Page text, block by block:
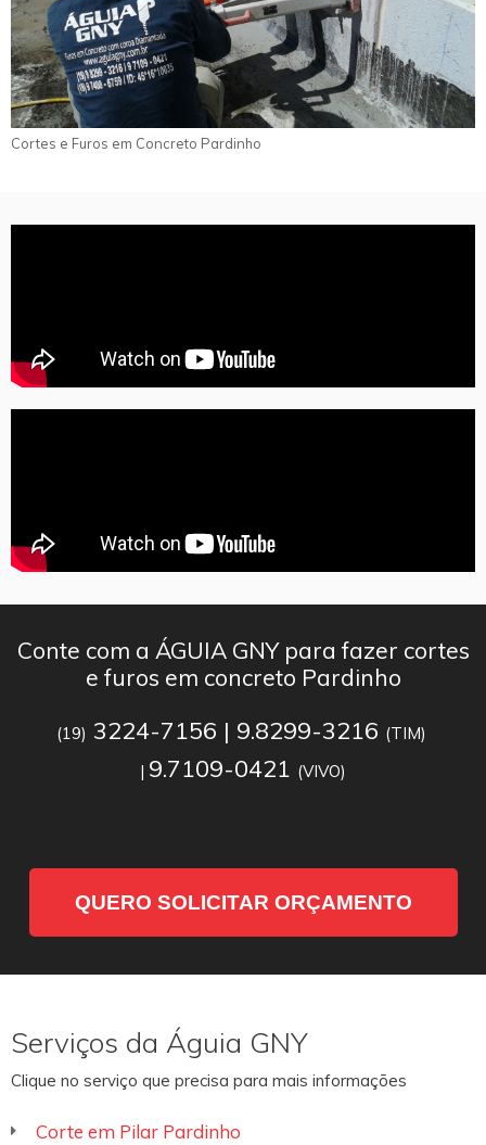
Cortes e Furos em Concreto Pardinho
Conte com a ÁGUIA GNY para fazer cortes
e furos em concreto Pardinho
(19) 3224-7156 | 9.8299-3216 (TIM)
| 9.7109-0421 (VIVO)
QUERO SOLICITAR ORÇAMENTO
Serviços da Águia GNY
Clique no serviço que precisa para mais informações
Corte em Pilar Pardinho